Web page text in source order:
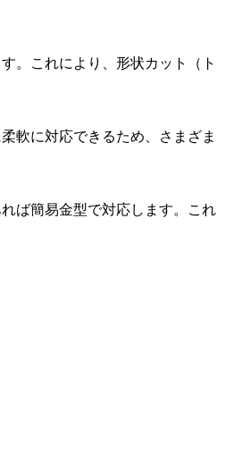
。これにより、形状カット（ト
軟に対応できるため、さまざま
ば簡易金型で対応します。これ